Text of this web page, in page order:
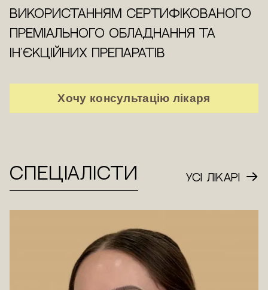
використанням сертифікованого
преміального обладнання та
ін'єкційних препаратів
Хочу консультацію лікаря
СПЕЦІАЛІСТИ УСІ ЛІКАРІ